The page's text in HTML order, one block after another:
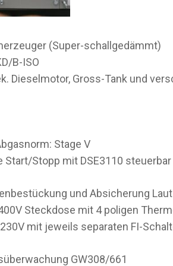
(Super-schallgedämmt)
B-ISO
Dieselmotor, Gross-Tank und
Stage V
Stopp mit DSE3110
und Absicherung Laut
Steckdose mit 4 poligen
mit jeweils separaten FI-
GW308/661